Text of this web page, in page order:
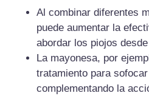
Al combinar diferentes
puede aumentar la
abordar los piojos
La mayonesa, por
tratamiento para
complementando la